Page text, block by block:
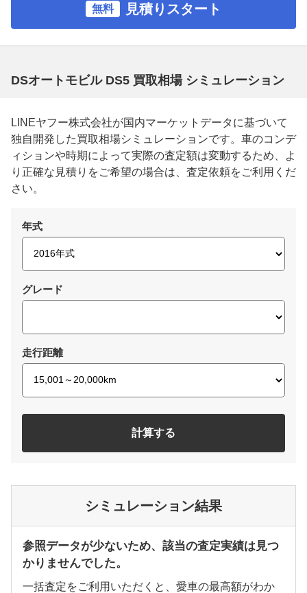
無料 見積りスタート
DSオートモビル DS5 買取相場 シミュレーション
LINEヤフー株式会社が国内マーケットデータに基づいて
独自開発した買取相場シミュレーションです。車のコンデ
ィションや時期によって実際の査定額は変動するため、よ
り正確な見積りをご希望の場合は、査定依頼をご利用くだ
さい。
年式
グレード
走行距離
計算する
シミュレーション結果
参照データが少ないため、該当の査定実績は見つ
かりませんでした。
一括査定をご利用いただくと、愛車の最高額がわか